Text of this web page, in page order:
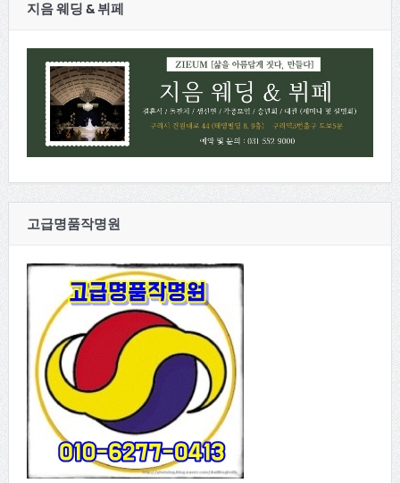
지음 웨딩 & 뷔페
고급명품작명원